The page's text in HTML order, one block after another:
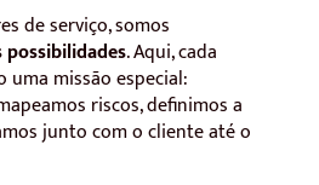
de serviço, somos
. Aqui, cada
missão especial:
riscos, definimos a
junto com o cliente até o